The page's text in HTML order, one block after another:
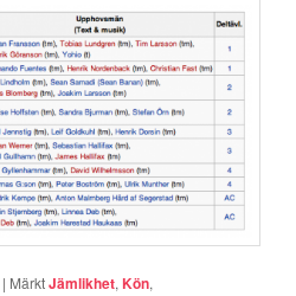
| MärktJämlikhet,Kön,